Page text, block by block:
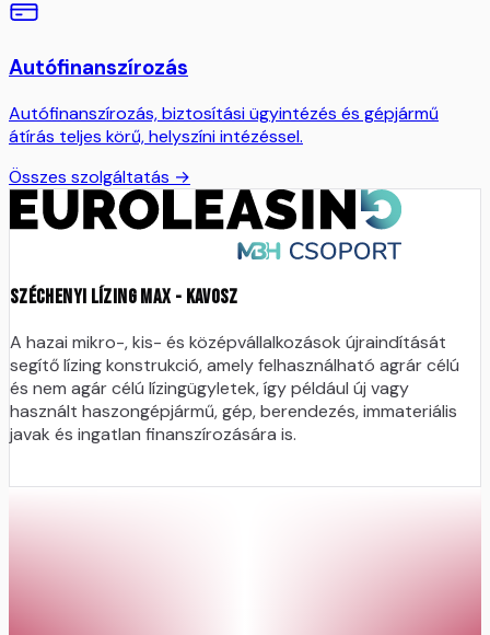
Autófinanszírozás
Autófinanszírozás, biztosítási ügyintézés és gépjármű
átírás teljes körű, helyszíni intézéssel.
Összes szolgáltatás →
Széchenyi Lízing MAX - Kavosz
A hazai mikro-, kis- és középvállalkozások újraindítását
segítő lízing konstrukció, amely felhasználható agrár célú
és nem agár célú lízingügyletek, így például új vagy
használt haszongépjármű, gép, berendezés, immateriális
javak és ingatlan finanszírozására is.